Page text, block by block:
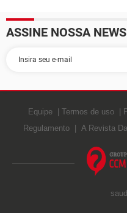
ASSINE NOSSA
Equipe Termos de uso
Regulamento
A Revista